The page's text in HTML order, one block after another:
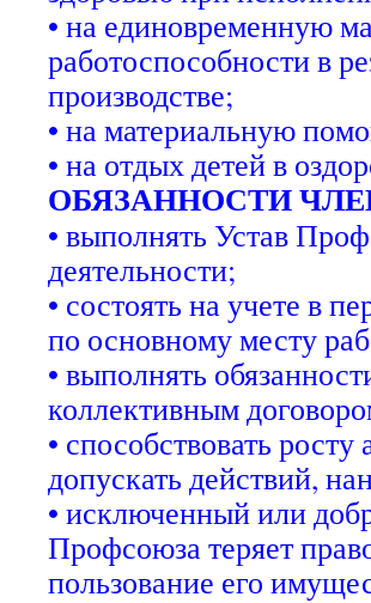
• на единовременную
работоспособности в
производстве;
• на материальную
• на отдых детей в
ОБЯЗАННОСТИ
• выполнять Устав
деятельности;
• состоять на учете в
по основному месту
• выполнять
коллективным
• способствовать
допускать действий,
• исключенный или
Профсоюза теряет
пользование его